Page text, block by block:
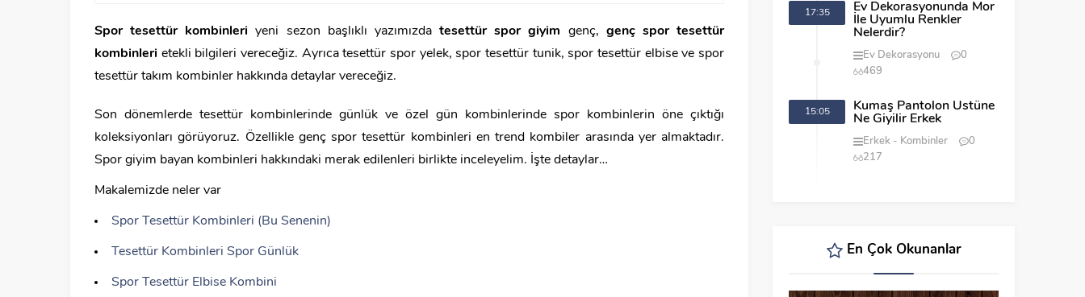
Spor tesettür kombinleri yeni sezon başlıklı yazımızdatesettür spor giyim genç, genç spor tesettür
kombinleri etekli bilgileri vereceğiz. Ayrıca tesettür spor yelek, spor tesettür tunik, spor tesettür elbise ve spor
tesettür takım kombinler hakkında detaylar vereceğiz.
Son dönemlerde tesettür kombinlerinde günlük ve özel gün kombinlerinde spor kombinlerin öne çıktığı
koleksiyonları görüyoruz. Özellikle genç spor tesettür kombinleri en trend kombiler arasında yer almaktadır.
Spor giyim bayan kombinleri hakkındaki merak edilenleri birlikte inceleyelim. İşte detaylar…
Makalemizde neler var
Spor Tesettür Kombinleri (Bu Senenin)
Tesettür Kombinleri Spor Günlük
Spor Tesettür Elbise Kombini
17:35
Ev Dekorasyonunda Mor
İle Uyumlu Renkler
Nelerdir?
Ev Dekorasyonu
0
469
15:05
Kumaş Pantolon Üstüne
Ne Giyilir Erkek
Erkek Kombinler
0
217
En Çok Okunanlar